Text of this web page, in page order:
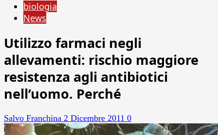
biologia
News
Utilizzo farmaci negli
allevamenti: rischio maggiore
resistenza agli antibiotici
nell’uomo. Perché
Salvo Franchina 2 Dicembre 2011 0